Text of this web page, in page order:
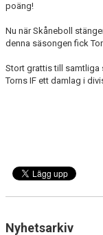
TRÄNING
MATCH
KALENDER
poäng!
Nu när Skåneboll
denna säsongen fick
Stort grattis till samtliga
Torns IF ett damlag i
Nyhetsarkiv